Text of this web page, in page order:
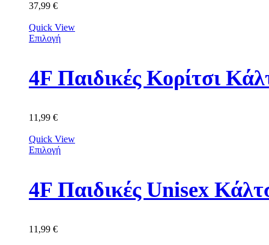
37,99 €
Quick View
Επιλογή
11,99 €
Quick View
Επιλογή
11,99 €